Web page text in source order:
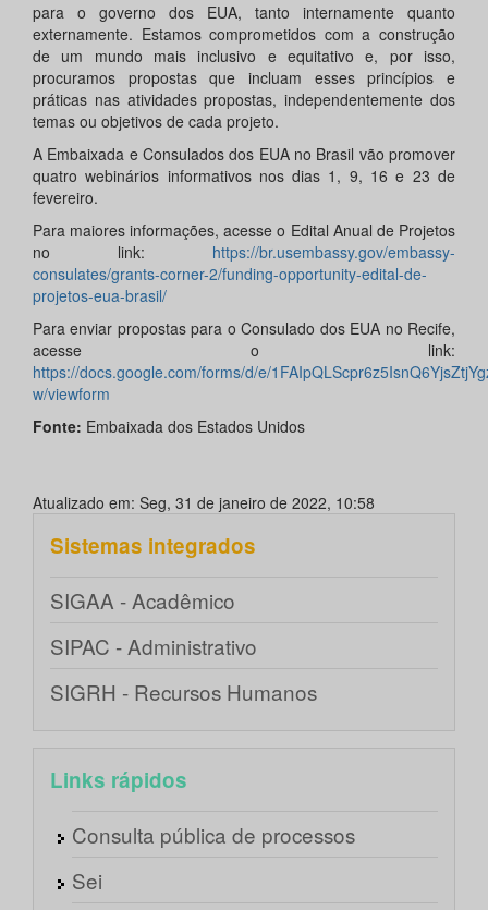
para o governo dos EUA, tanto internamente quanto
externamente. Estamos comprometidos com a construção
de um mundo mais inclusivo e equitativo e, por isso,
procuramos propostas que incluam esses princípios e
práticas nas atividades propostas, independentemente dos
temas ou objetivos de cada projeto.
A Embaixada e Consulados dos EUA no Brasil vão promover
quatro webinários informativos nos dias 1, 9, 16 e 23 de
fevereiro.
Para maiores informações, acesse o Edital Anual de Projetos
no link: https://br.usembassy.gov/embassy-
consulates/grants-corner-2/funding-opportunity-edital-de-
projetos-eua-brasil/
Para enviar propostas para o Consulado dos EUA no Recife,
acesse o link:
https://docs.google.com/forms/d/e/
w/viewform
Fonte: Embaixada dos Estados Unidos
Atualizado em: Seg, 31 de janeiro de 2022, 10:58
Sistemas integrados
SIGAA - Acadêmico
SIPAC - Administrativo
SIGRH - Recursos Humanos
Links rápidos
Consulta pública de processos
Sei